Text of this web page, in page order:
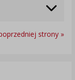
strony »